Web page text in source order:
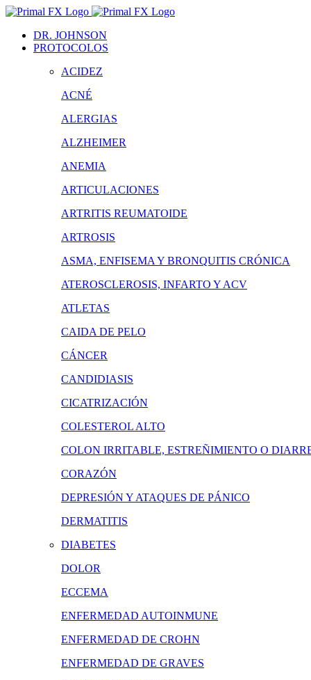
Saltar
contenidoDR. JOHNSON
PROTOCOLOS
ACIDEZ
ACNÉ
ALERGIAS
ALZHEIMER
ANEMIA
ARTICULACIONES
ARTRITIS REUMATOIDE
ARTROSIS
ASMA, ENFISEMA Y BRONQUITIS CRÓNICA
ATEROSCLEROSIS, INFARTO Y ACV
ATLETAS
CAIDA DE PELO
CÁNCER
CANDIDIASIS
CICATRIZACIÓN
COLESTEROL ALTO
COLON IRRITABLE, ESTREÑIMIENTO O
CORAZÓN
DEPRESIÓN Y ATAQUES DE PÁNICO
DERMATITIS
DIABETES
DOLOR
ECCEMA
ENFERMEDAD AUTOINMUNE
ENFERMEDAD DE CROHN
ENFERMEDAD DE GRAVES